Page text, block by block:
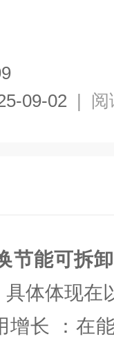
09-02 | 阅
节能可拆
体体现在
增长 ：在